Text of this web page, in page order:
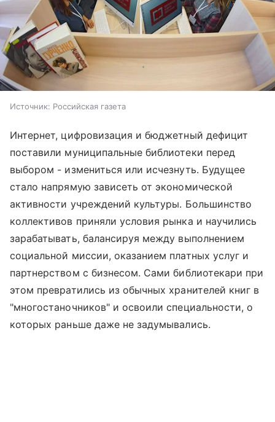
Источник: Российская газета
Интернет, цифровизация и бюджетный дефицит
поставили муниципальные библиотеки перед
выбором - измениться или исчезнуть. Будущее
стало напрямую зависеть от экономической
активности учреждений культуры. Большинство
коллективов приняли условия рынка и научились
зарабатывать, балансируя между выполнением
социальной миссии, оказанием платных услуг и
партнерством с бизнесом. Сами библиотекари при
этом превратились из обычных хранителей книг в
"многостаночников" и освоили специальности, о
которых раньше даже не задумывались.